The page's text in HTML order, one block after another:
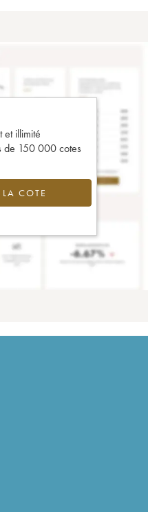
et illimité
de 150 000 cotes
COTE